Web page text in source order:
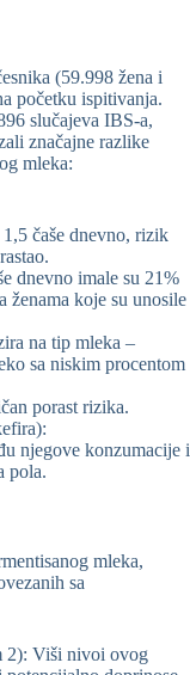
(59.998 žena i
početku ispitivanja.
slučajeva IBS-a,
značajne razlike
mleka:
čaše dnevno, rizik
dnevno imale su 21%
ženama koje su unosile
na tip mleka –
sa niskim procentom
porast rizika.
njegove konzumacije i
pola.
mleka,
sa
2): Viši nivoi ovog